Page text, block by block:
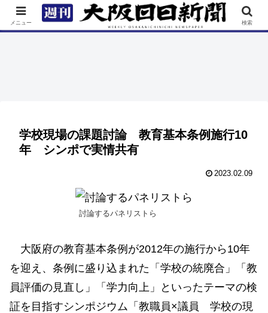
TOP 特集 ニュース 連載 街ネタ イベント
学校現場の課題討論 教育基本条例施行10
年 シンポで実情共有
2023.02.09
討論するパネリストら
大阪府の教育基本条例が2012年の施行から10年
を迎え、条例に盛り込まれた「学校の統廃合」「教
員評価の見直し」「学力向上」といったテーマの検
証を目指すシンポジウム「教職員×議員 学校の現
メニュー 検索